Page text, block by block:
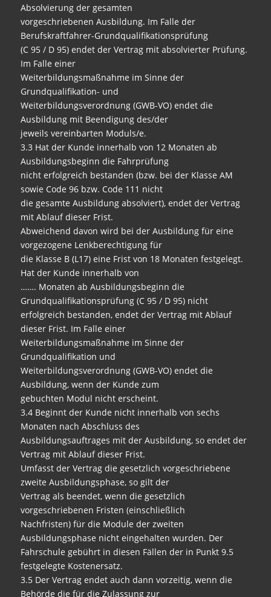
Absolvierung der gesamten
vorgeschriebenen Ausbildung. Im Falle der
Berufskraftfahrer-Grundqualifikationsprüfung
(C 95 / D 95) endet der Vertrag mit absolvierter Prüfung.
Im Falle einer
Weiterbildungsmaßnahme im Sinne der
Grundqualifikation- und
Weiterbildungsverordnung (GWB-VO) endet die
Ausbildung mit Beendigung des/der
jeweils vereinbarten Moduls/e.
3.3 Hat der Kunde innerhalb von 12 Monaten ab
Ausbildungsbeginn die Fahrprüfung
nicht erfolgreich bestanden (bzw. bei der Klasse AM
sowie Code 96 bzw. Code 111 nicht
die gesamte Ausbildung absolviert), endet der Vertrag
mit Ablauf dieser Frist.
Abweichend davon wird bei der Ausbildung für eine
vorgezogene Lenkberechtigung für
die Klasse B (L17) eine Frist von 18 Monaten festgelegt.
Hat der Kunde innerhalb von
……. Monaten ab Ausbildungsbeginn die
Grundqualifikationsprüfung (C 95 / D 95) nicht
erfolgreich bestanden, endet der Vertrag mit Ablauf
dieser Frist. Im Falle einer
Weiterbildungsmaßnahme im Sinne der
Grundqualifikation und
Weiterbildungsverordnung (GWB-VO) endet die
Ausbildung, wenn der Kunde zum
gebuchten Modul nicht erscheint.
3.4 Beginnt der Kunde nicht innerhalb von sechs
Monaten nach Abschluss des
Ausbildungsauftrages mit der Ausbildung, so endet der
Vertrag mit Ablauf dieser Frist.
Umfasst der Vertrag die gesetzlich vorgeschriebene
zweite Ausbildungsphase, so gilt der
Vertrag als beendet, wenn die gesetzlich
vorgeschriebenen Fristen (einschließlich
Nachfristen) für die Module der zweiten
Ausbildungsphase nicht eingehalten wurden. Der
Fahrschule gebührt in diesen Fällen der in Punkt 9.5
festgelegte Kostenersatz.
3.5 Der Vertrag endet auch dann vorzeitig, wenn die
Behörde die für die Zulassung zur